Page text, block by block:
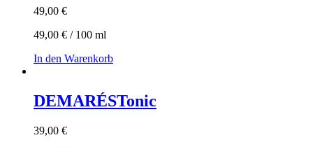
49,00 €
49,00 € / 100 ml
In den Warenkorb
DEMARÉSTonic
39,00 €